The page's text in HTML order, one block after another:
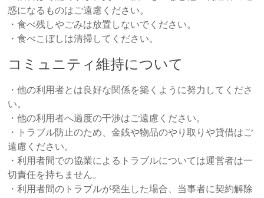
惑になるものはご遠慮ください。
・食べ残しやごみは放置しないでください。
・食べこぼしは清掃してください。
コミュニティ維持について
・他の利用者とは良好な関係を築くように努力してくださ
い。
・他の利用者へ過度の干渉はご遠慮ください。
・トラブル防止のため、金銭や物品のやり取りや貸借はご
遠慮ください。
・利用者間での協業によるトラブルについては運営者は一
切責任を持ちません。
・利用者間のトラブルが発生した場合、当事者に契約解除